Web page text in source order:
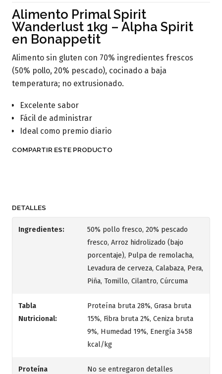
Alimento Primal Spirit
Wanderlust 1kg – Alpha Spirit
en Bonappetit
Alimento sin gluten con 70% ingredientes frescos
(50% pollo, 20% pescado), cocinado a baja
temperatura; no extrusionado.
Excelente sabor
Fácil de administrar
Ideal como premio diario
COMPARTIR ESTE PRODUCTO
DETALLES
Ingredientes:
50% pollo fresco, 20% pescado
fresco, Arroz hidrolizado (bajo
porcentaje), Pulpa de remolacha,
Levadura de cerveza, Calabaza, Pera,
Piña, Tomillo, Cilantro, Cúrcuma
Tabla
Nutricional:
Proteína bruta 28%, Grasa bruta
15%, Fibra bruta 2%, Ceniza bruta
9%, Humedad 19%, Energía 3458
kcal/kg
Proteína
No se entregaron detalles